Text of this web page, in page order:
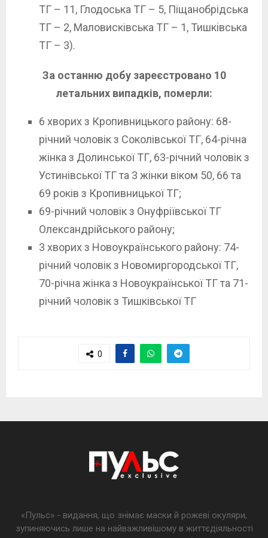
ТГ – 11, Глодоська ТГ – 5, Піщанобрідська
ТГ – 2, Маловисківська ТГ – 1, Тишківська
ТГ – 3).
За останню добу зареєстровано 10
летальних випадків, померли:
6 хворих з Кропивницького району: 68-
річний чоловік з Соколівської ТГ, 64-річна
жінка з Долинської ТГ, 63-річний чоловік з
Устинівської ТГ та 3 жінки віком 50, 66 та
69 років з Кропивницької ТГ;
69-річний чоловік з Онуфріївської ТГ
Олександрійського району;
3 хворих з Новоукраїнського району: 74-
річний чоловік з Новомиргородської ТГ,
70-річна жінка з Новоукраїнської ТГ та 71-
річний чоловік з Тишківської ТГ
0
«Пульс» - видання, що знімає маски й рожеві окуляри,
зупиняючись лише на найважливішому в життєдіяльності